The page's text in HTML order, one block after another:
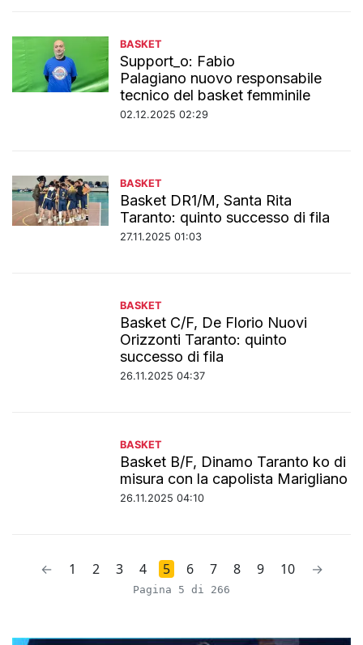
BASKET
Support_o: Fabio
Palagiano nuovo responsabile
tecnico del basket femminile
02.12.2025 02:29
BASKET
Basket DR1/M, Santa Rita
Taranto: quinto successo di fila
27.11.2025 01:03
BASKET
Basket C/F, De Florio Nuovi
Orizzonti Taranto: quinto
successo di fila
26.11.2025 04:37
BASKET
Basket B/F, Dinamo Taranto ko di
misura con la capolista Marigliano
26.11.2025 04:10
← 1 2 3 4 5 6 7 8 9 10 →
Pagina 5 di 266